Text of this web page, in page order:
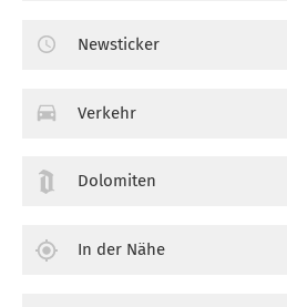
Newsticker
Verkehr
Dolomiten
In der Nähe